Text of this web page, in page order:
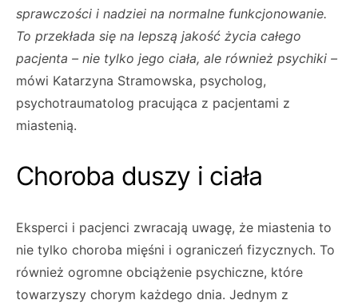
sprawczości i nadziei na normalne funkcjonowanie.
To przekłada się na lepszą jakość życia całego
pacjenta – nie tylko jego ciała, ale również psychiki –
mówi Katarzyna Stramowska, psycholog,
psychotraumatolog pracująca z pacjentami z
miastenią.
Choroba duszy i ciała
Eksperci i pacjenci zwracają uwagę, że miastenia to
nie tylko choroba mięśni i ograniczeń fizycznych. To
również ogromne obciążenie psychiczne, które
towarzyszy chorym każdego dnia. Jednym z